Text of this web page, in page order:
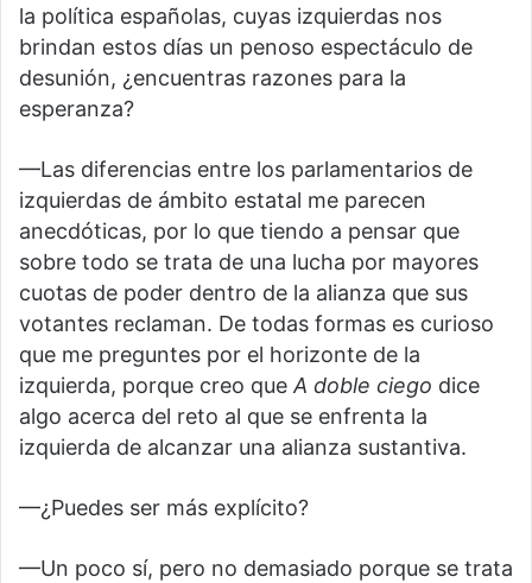
la política españolas, cuyas izquierdas nos
brindan estos días un penoso espectáculo de
desunión, ¿encuentras razones para la
esperanza?
—Las diferencias entre los parlamentarios de
izquierdas de ámbito estatal me parecen
anecdóticas, por lo que tiendo a pensar que
sobre todo se trata de una lucha por mayores
cuotas de poder dentro de la alianza que sus
votantes reclaman. De todas formas es curioso
que me preguntes por el horizonte de la
izquierda, porque creo que A doble ciego dice
algo acerca del reto al que se enfrenta la
izquierda de alcanzar una alianza sustantiva.
—¿Puedes ser más explícito?
—Un poco sí, pero no demasiado porque se trata